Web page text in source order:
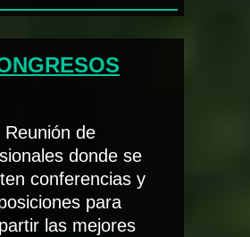
Reunión de
donde se
conferencias y
para
las mejores